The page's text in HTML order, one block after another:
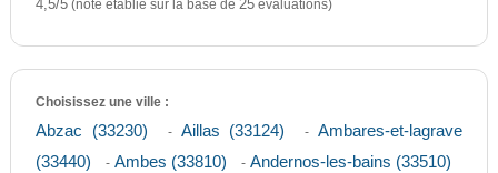
4,5/5(note établie sur la base de 25évaluations)
Choisissez une ville :
Abzac (33230) - Aillas (33124) -Ambares-et-lagrave
(33440)
- Ambes (33810) - Andernos-les-bains (33510)